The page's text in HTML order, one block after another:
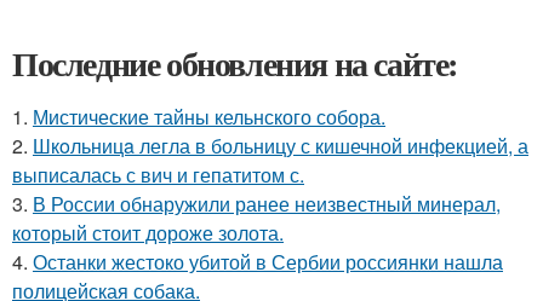
Последние обновления на сайте:
1. Мистические тайны кельнского собора.
2. Шкoльницa легла в больницу с кишечной инфекцией, а
выписалась с вич и гепатитом с.
3. В России обнаружили ранее неизвестный минерал,
который стоит дороже золота.
4. Останки жестоко убитой в Сербии россиянки нашла
полицейская собака.